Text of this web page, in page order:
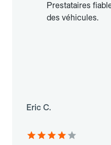
Prestataires
des véhicules.
Eric C.